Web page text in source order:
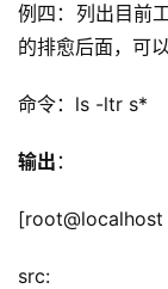
例四 ： 列出目前
的排愈后面，可
命令： ls -ltr s*
输出 ：
[root@localhost
src: